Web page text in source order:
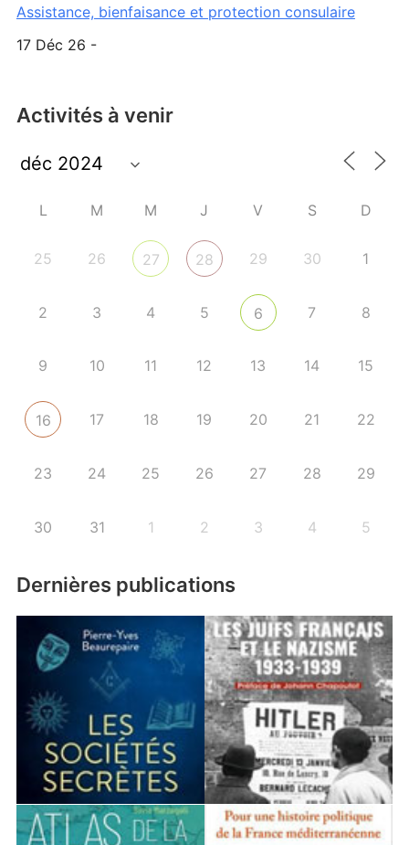
Assistance, bienfaisance et protection consulaire
17 Déc 26 -
Activités à venir
L M M J V S D
25 26 27 28 29 30 1
2 3 4 5 6 7 8
9 10 11 12 13 14 15
16 17 18 19 20 21 22
23 24 25 26 27 28 29
30 31 1 2 3 4 5
Dernières publications